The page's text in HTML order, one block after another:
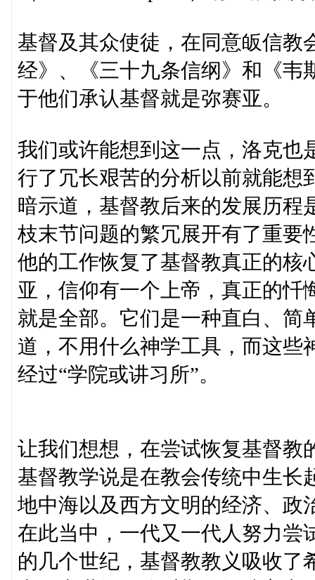
基督及其众使徒，在同意皈信教
经》、《三十九条信纲》和《韦
于他们承认基督就是弥赛亚。
我们或许能想到这一点，洛克也
行了冗长艰苦的分析以前就能想
暗示道，基督教后来的发展历程
枝末节问题的繁冗展开有了重要
他的工作恢复了基督教真正的核
亚，信仰有一个上帝，真正的忏
就是全部。它们是一种直白、简
道，不用什么神学工具，而这些
经过“学院或讲习所”。
让我们想想，在尝试恢复基督教
基督教学说是在教会传统中生长
地中海以及西方文明的经济、政
在此当中，一代又一代人努力尝
的几个世纪，基督教教义吸收了